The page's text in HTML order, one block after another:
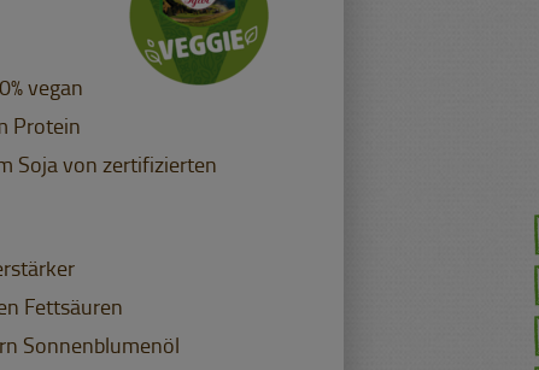
vegan
Protein
Soja von zertifizierten
Fettsäuren
Sonnenblumenöl